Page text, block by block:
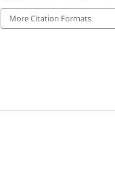
More Citation Formats